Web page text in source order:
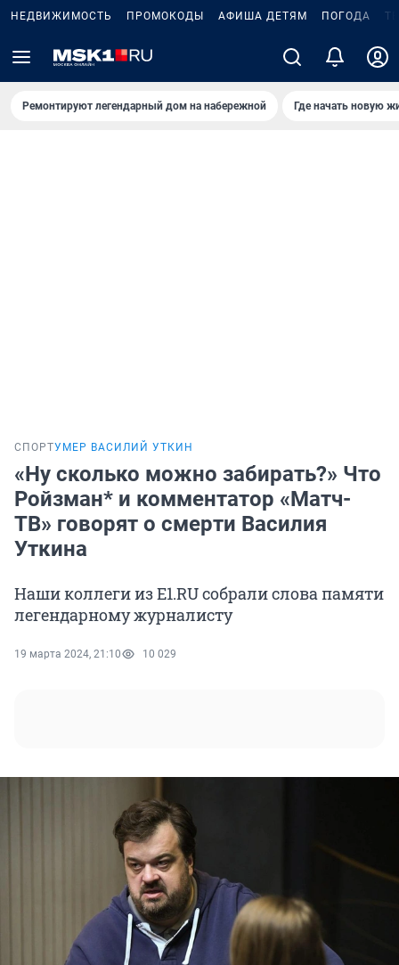
НЕДВИЖИМОСТЬ ПРОМОКОДЫ АФИША ДЕТЯМ ПОГОДА
Ремонтируют легендарный дом на набережной Где начать новую
СПОРТУМЕР ВАСИЛИЙ УТКИН
«Ну сколько можно забирать?» Что
Ройзман* и комментатор «Матч-
ТВ» говорят о смерти Василия
Уткина
Наши коллеги из E1.RU собрали слова памяти
легендарному журналисту
19 марта 2024, 21:10 10 029